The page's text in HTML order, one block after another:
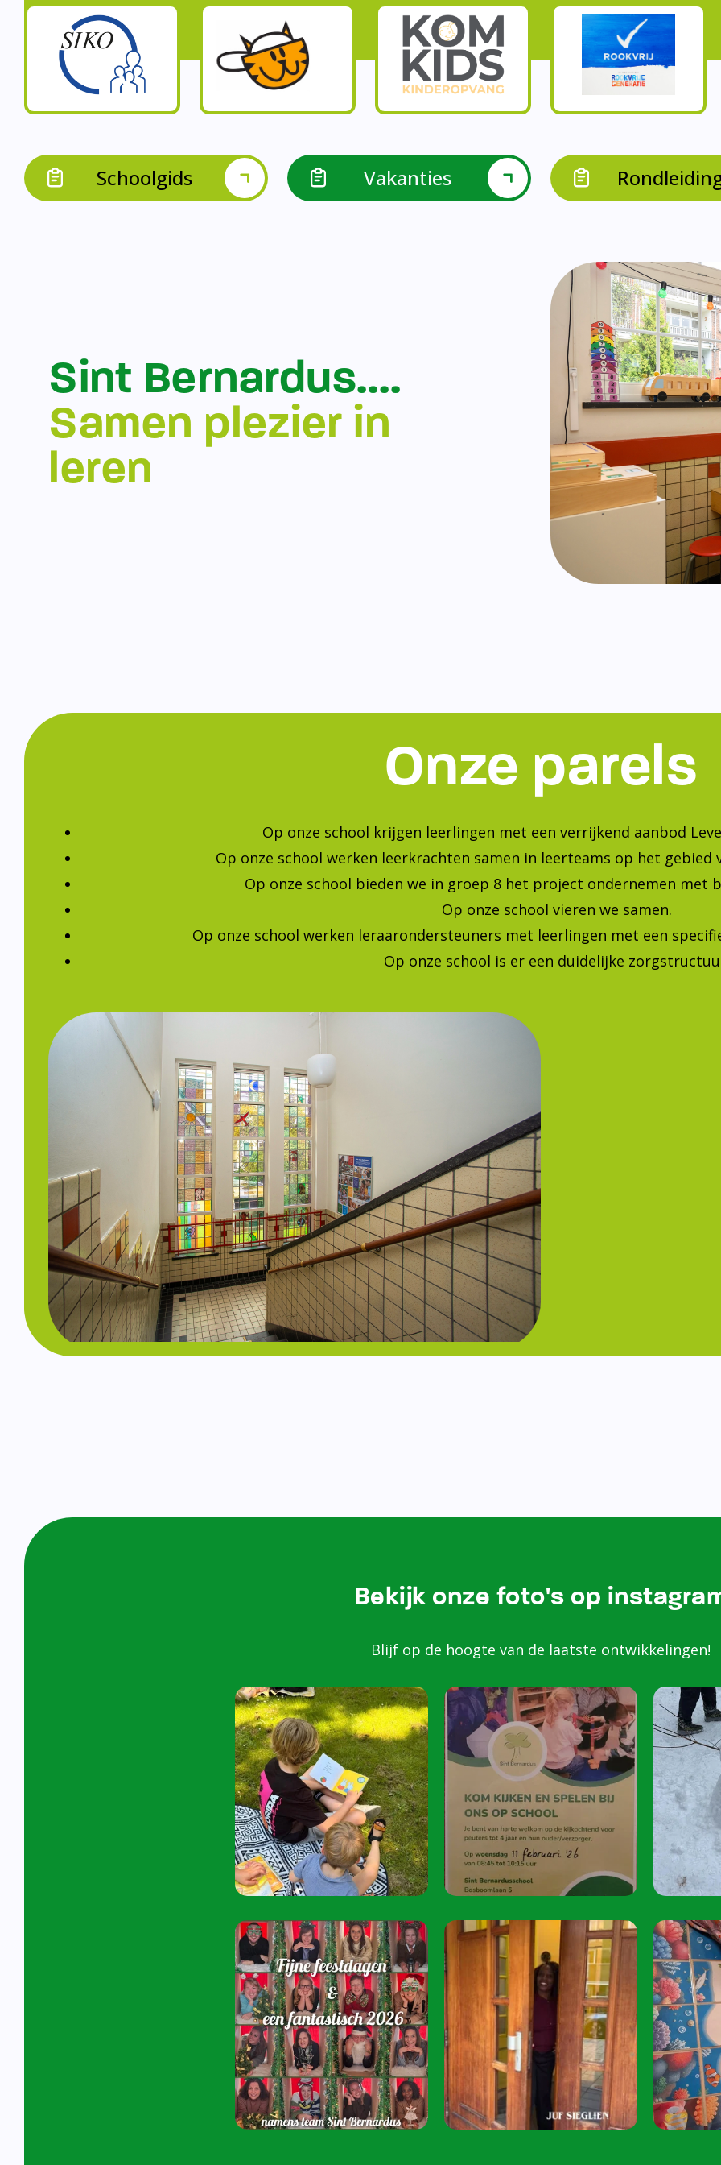
Op onze school krijgen leerlingen met een verrijkend aanbod
Op onze school werken leerkrachten samen in leerteams op het gebied
Op onze school vieren we samen.
Op onze school werken leraarondersteuners met leerlingen met een
Op onze school is er een duidelijke
Bekijk onze foto's op
Blijf op de hoogte van de laatste ontwikkelingen!
Peuters van 2
harte welkom
oktober 2026.
Speel je mee?